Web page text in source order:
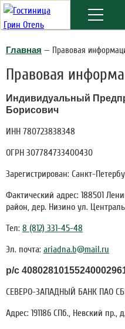
Меню
Главная — Правовая
Правовая
Индивидуальный
Борисович
ИНН 780723838348
ОГРН 307784733400430
Зарегистрирован: Санкт-
Фактический адрес: 188501
район, дер. Низино ул.
Тел: 8 (812) 331-45-48
Эл. почта: ariadna.b@mail.ru
р/с
СЕВЕРО-ЗАПАДНЫЙ БАНК ПАО
Адрес: 191186 СПб., Невский пр.,